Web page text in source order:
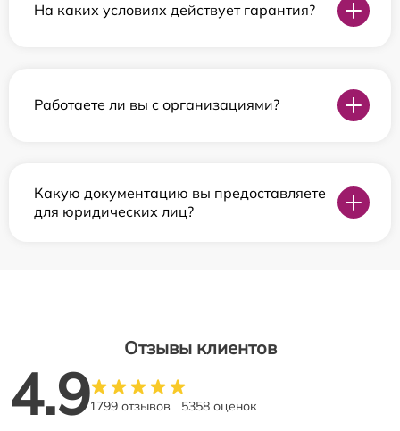
На каких условиях действует гарантия?
Работаете ли вы с организациями?
Какую документацию вы предоставляете
для юридических лиц?
Отзывы клиентов
4.91799 отзывов 5358 оценок